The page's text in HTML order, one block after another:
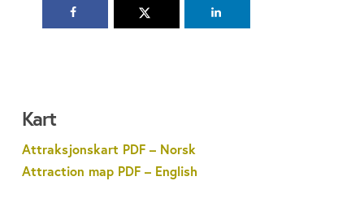
Kart
Attraksjonskart PDF – Norsk
Attraction map PDF – English